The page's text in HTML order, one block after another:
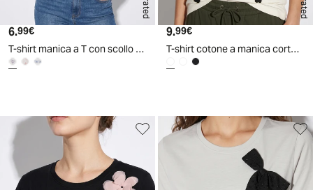
Prezzo attuale
6.99€
T-shirt manica a T con scollo paricollo
Prezzo attuale
9.99€
T-shirt cotone a manica corta con applicazioni